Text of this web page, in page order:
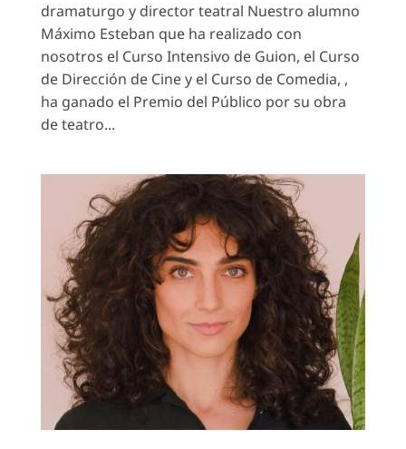
dramaturgo y director teatral Nuestro alumno
Máximo Esteban que ha realizado con
nosotros el Curso Intensivo de Guion, el Curso
de Dirección de Cine y el Curso de Comedia, ,
ha ganado el Premio del Público por su obra
de teatro...